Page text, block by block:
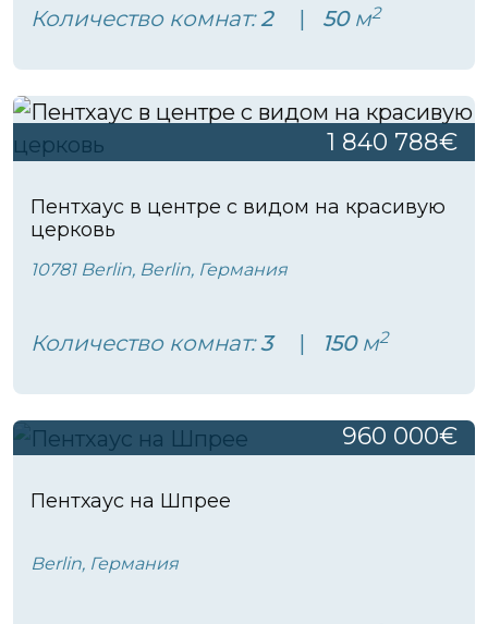
Количество комнат:2 50м2
1 840 788€
Пентхаус в центре с видом на красивую
церковь
10781 Berlin, Berlin, Германия
Количество комнат:3 150м2
960 000€
Пентхаус на Шпрее
Berlin, Германия